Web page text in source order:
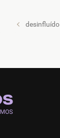
desinfluído